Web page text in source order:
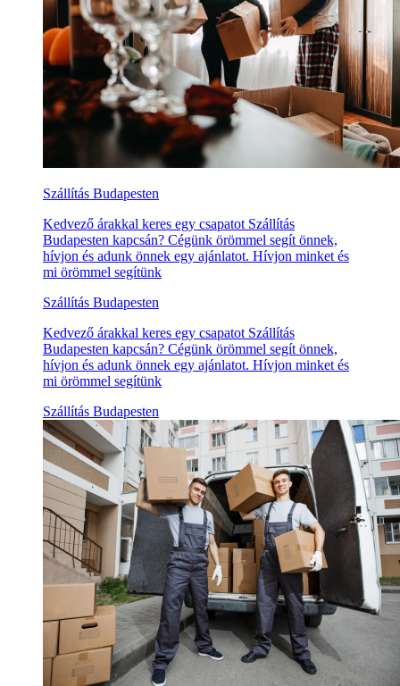
Szállítás Budapesten
Kedvező árakkal keres egy csapatot Szállítás
Budapesten kapcsán? Cégünk örömmel segít önnek,
hívjon és adunk önnek egy ajánlatot. Hívjon minket és
mi örömmel segítünk
Szállítás Budapesten
Kedvező árakkal keres egy csapatot Szállítás
Budapesten kapcsán? Cégünk örömmel segít önnek,
hívjon és adunk önnek egy ajánlatot. Hívjon minket és
mi örömmel segítünk
Szállítás Budapesten